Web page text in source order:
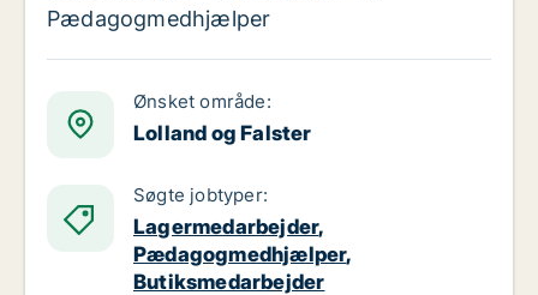
Pædagogmedhjælper
Ønsket område:
Lolland og Falster
Søgte jobtyper:
Lagermedarbejder,
Pædagogmedhjælper,
Butiksmedarbejder